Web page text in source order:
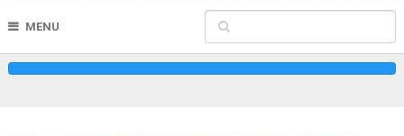
MENU